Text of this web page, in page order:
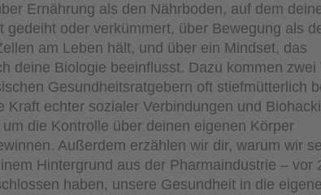
Ernährung als den Nährboden, auf dem
gedeiht oder verkümmert, über Bewegung als
am Leben hält, und über ein Mindset, das
deine Biologie beeinflusst. Dazu kommen zwei
Gesundheitsratgebern oft stiefmütterlich
Kraft echter sozialer Verbindungen und
die Kontrolle über deinen eigenen Körper
Außerdem erzählen wir dir, warum wir
Hintergrund aus der Pharmaindustrie – vor
haben, unsere Gesundheit in die